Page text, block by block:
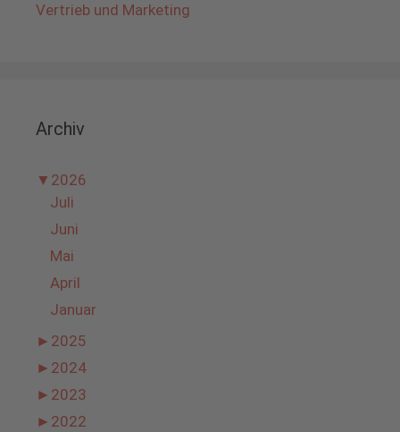
Vertrieb und Marketing
Archiv
▼ 2026
Juli
Juni
Mai
April
Januar
► 2025
► 2024
► 2023
► 2022